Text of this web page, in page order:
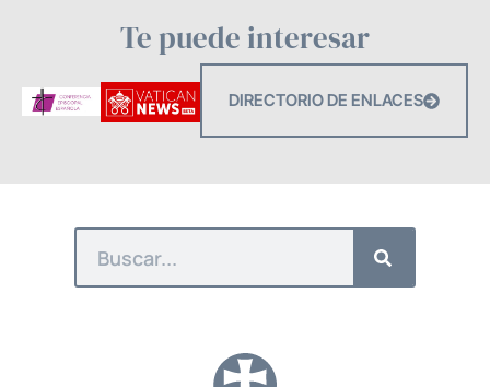
Te puede interesar
DIRECTORIO DE ENLACES